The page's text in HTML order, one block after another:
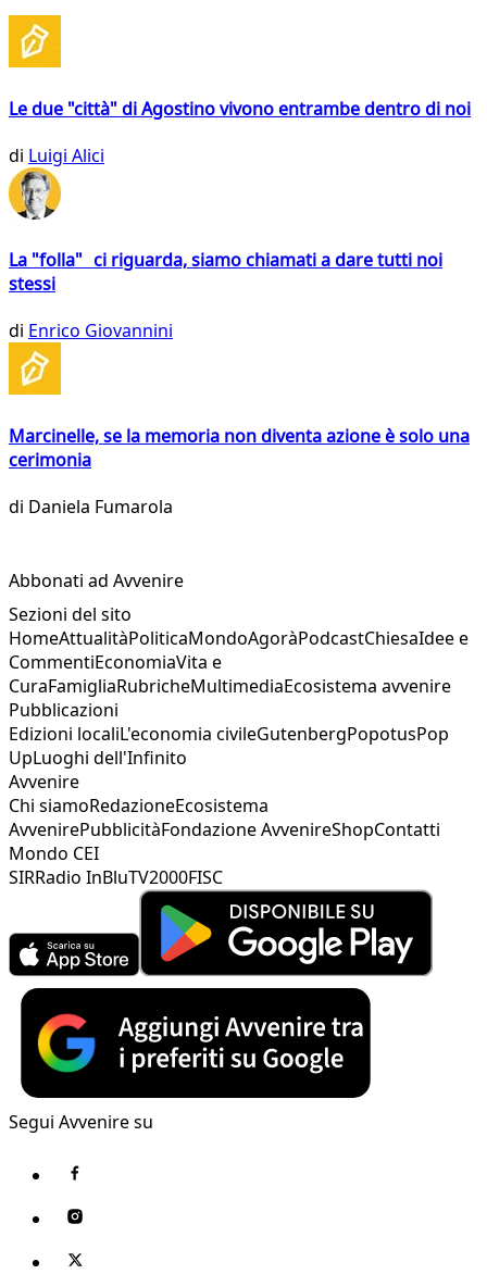
Le due "città" di Agostino vivono entrambe dentro di noi
di Luigi Alici
La "folla" ci riguarda, siamo chiamati a dare tutti noi
stessi
di Enrico Giovannini
Marcinelle, se la memoria non diventa azione è solo una
cerimonia
di Daniela Fumarola
Abbonati ad Avvenire
Sezioni del sito
HomeAttualitàPoliticaMondoAgoràPodcastChiesaIdee e
CommentiEconomiaVita e
CuraFamigliaRubricheMultimediaEcosistema avvenire
Pubblicazioni
Edizioni localiL'economia civileGutenbergPopotusPop
UpLuoghi dell'Infinito
Avvenire
Chi siamoRedazioneEcosistema
AvvenirePubblicitàFondazione AvvenireShopContatti
Mondo CEI
SIRRadio InBluTV2000FISC
Segui Avvenire su